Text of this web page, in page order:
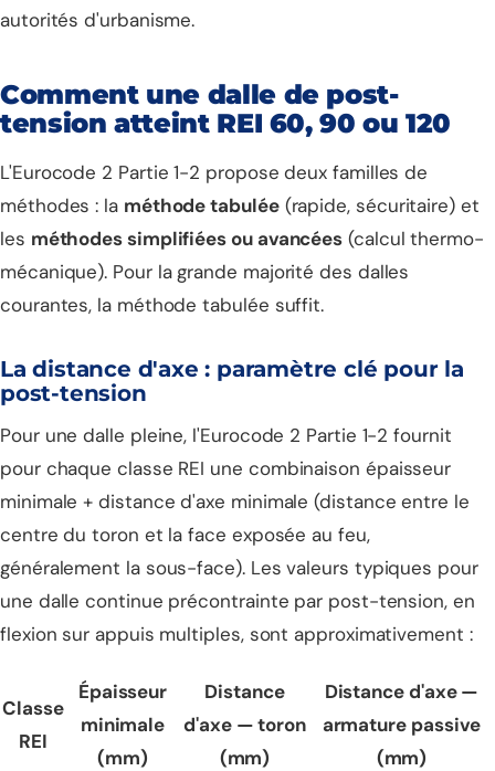
autorités d'urbanisme.
Comment une dalle de post-
tension atteint REI 60, 90 ou 120
L'Eurocode 2 Partie 1-2 propose deux familles de
méthodes : la méthode tabulée(rapide, sécuritaire) et
les méthodes simplifiées ou avancées (calcul thermo-
mécanique). Pour la grande majorité des dalles
courantes, la méthode tabulée suffit.
La distance d'axe : paramètre clé pour la
post-tension
Pour une dalle pleine, l'Eurocode 2 Partie 1-2 fournit
pour chaque classe REI une combinaison épaisseur
minimale + distance d'axe minimale (distance entre le
centre du toron et la face exposée au feu,
généralement la sous-face). Les valeurs typiques pour
une dalle continue précontrainte par post-tension, en
flexion sur appuis multiples, sont approximativement :
Classe
REI
Épaisseur
minimale
(mm)
Distance
d'axe — toron
(mm)
Distance d'axe —
armature passive
(mm)